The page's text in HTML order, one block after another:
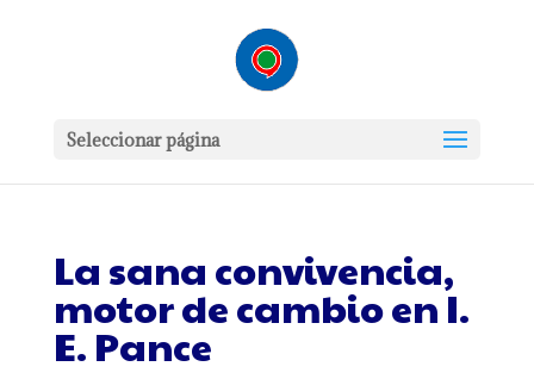
Seleccionar página
La sana convivencia,
motor de cambio en I.
E. Pance